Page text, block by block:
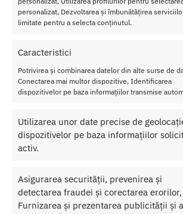
personalizat, Dezvoltarea și îmbunătățirea
limitate pentru a selecta conținutul.
Caracteristici
Potrivirea și combinarea datelor din alte surse de
Conectarea mai multor dispozitive, Identificarea
dispozitivelor pe baza informațiilor transmise
Utilizarea unor date precise de
dispozitivelor pe baza informațiilor
activ.
Asigurarea securității, prevenirea și
detectarea fraudei și corectarea erorilor,
Furnizarea și prezentarea publicității și a
Crema este usor de aplicat, iar efectele sale
timp relativ scurt dupa aplicare. Este
cantitate mica de crema pe penis si sa se
Cu aplicare usoara si efecte rapide, acest
potrivita pentru cei care doresc sa adauge un
satisfactie in viata lor sexuala.
Caracteristici Crema Pentru Erectie
Cantitate: 50 ml
SKU:
4042342004373
Categorii: STIMULENTE
Etichetă:
Crema Pentru Erectie